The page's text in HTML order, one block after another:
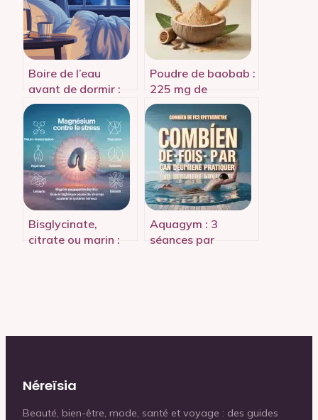
Boire de l’eau
avant de dormir :
bonne habitude ou
faux ami santé ?
Poudre de baobab :
225 mg de
vitamine C et 40 %
de fibres pour votre
vitalité
Bisglycinate,
citrate ou marin :
Aquagym : 3
séances par
Néreïsia
Beauté, bien-être, mode, santé et voyage : des guides